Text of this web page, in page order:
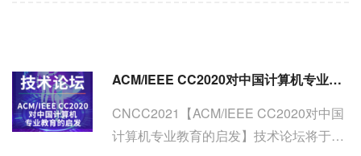
ACM/IEEE CC2020对中国计算机专业教育的启发 | CNCC2021
CNCC2021【ACM/IEEE CC2020对中国
计算机专业教育的启发】技术论坛将于